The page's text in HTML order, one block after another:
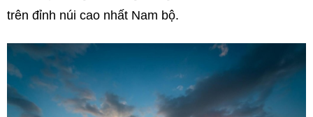
trên đỉnh núi cao nhất Nam bộ.